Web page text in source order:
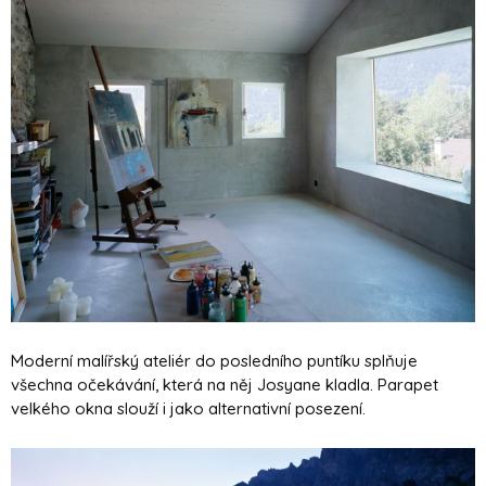
Moderní malířský ateliér do posledního puntíku splňuje
všechna očekávání, která na něj Josyane kladla. Parapet
velkého okna slouží i jako alternativní posezení.